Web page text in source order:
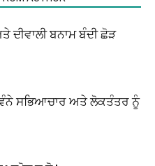
ਦੀਵਾਲੀ ਬਨਾਮ ਬੰਦੀ ਛੋੜ
ਸਭਿਆਚਾਰ ਅਤੇ ਲੋਕਤੰਤਰ ਨੂੰ